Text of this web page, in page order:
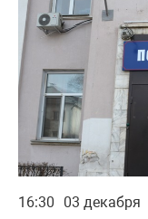
16:30 03 декабря